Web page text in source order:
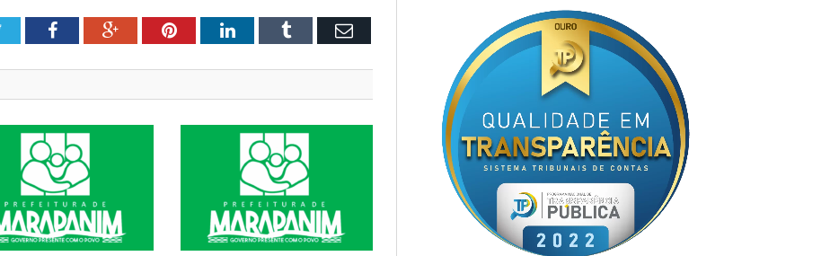
TwitterFacebookGoogle+PinterestLinkedInTumblr Email